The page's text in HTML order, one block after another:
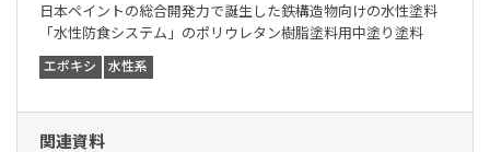
日本ペイントの総合開発力で誕生した鉄構造物向けの水性塗料
「水性防食システム」のポリウレタン樹脂塗料用中塗り塗料
エポキシ 水性系
関連資料